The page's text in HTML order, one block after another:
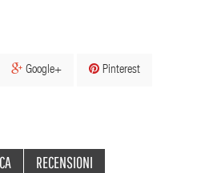
Google+ Pinterest
RECENSIONI